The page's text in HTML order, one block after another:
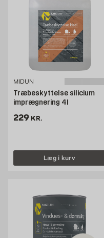
MIDUN
Træbeskyttelse silicium
imprægnering 4l
Pris 229 kr. /stk
229 KR.
Læg i kurv